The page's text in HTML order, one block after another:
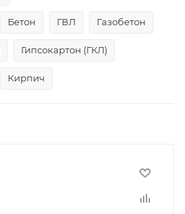
Бетон ГВЛ Газобетон
Гипсокартон (ГКЛ)
Кирпич